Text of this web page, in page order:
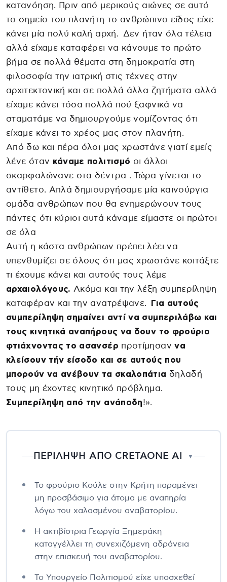
κατανόηση. Πριν από μερικούς αιώνες σε αυτό
το σημείο του πλανήτη το ανθρώπινο είδος είχε
κάνει μία πολύ καλή αρχή. Δεν ήταν όλα τέλεια
αλλά είχαμε καταφέρει να κάνουμε το πρώτο
βήμα σε πολλά θέματα στη δημοκρατία στη
φιλοσοφία την ιατρική στις τέχνες στην
αρχιτεκτονική και σε πολλά άλλα ζητήματα αλλά
είχαμε κάνει τόσα πολλά πού ξαφνικά να
σταματάμε να δημιουργούμε νομίζοντας ότι
είχαμε κάνει το χρέος μας στον πλανήτη.
Από δω και πέρα όλοι μας χρωστάνε γιατί εμείς
λένε όταν κάναμε πολιτισμό οι άλλοι
σκαρφαλώνανε στα δέντρα . Τώρα γίνεται το
αντίθετο. Απλά δημιουργήσαμε μία καινούργια
ομάδα ανθρώπων που θα ενημερώνουν τους
πάντες ότι κύριοι αυτά κάναμε είμαστε οι πρώτοι
σε όλα
Αυτή η κάστα ανθρώπων πρέπει λέει να
υπενθυμίζει σε όλους ότι μας χρωστάνε κοιτάξτε
τι έχουμε κάνει και αυτούς τους λέμε
αρχαιολόγους. Ακόμα και την λέξη συμπερίληψη
καταφέραν και την ανατρέψανε.
Για αυτούς
συμπερίληψη σημαίνει αντί να συμπεριλάβω και
τους κινητικά αναπήρους να δουν το φρούριο
φτιάχνοντας το ασανσέρ προτίμησαν να
κλείσουν τήν είσοδο και σε αυτούς που
μπορούν να ανέβουν τα σκαλοπάτια δηλαδή
τους μη έχοντες κινητικό πρόβλημα.
Συμπερίληψη από την ανάποδη!».
ΠΕΡΙΛΗΨΗ ΑΠΟ CRETAONE AI ▼
Το φρούριο Κούλε στην Κρήτη παραμένει
μη προσβάσιμο για άτομα με αναπηρία
λόγω του χαλασμένου αναβατορίου.
Η ακτιβίστρια Γεωργία Ξημεράκη
καταγγέλλει τη συνεχιζόμενη αδράνεια
στην επισκευή του αναβατορίου.
Το Υπουργείο Πολιτισμού είχε υποσχεθεί